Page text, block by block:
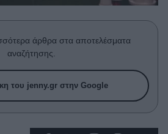
άρθρα στα αποτελέσματα
αναζήτησης.
του jenny.gr στην Google